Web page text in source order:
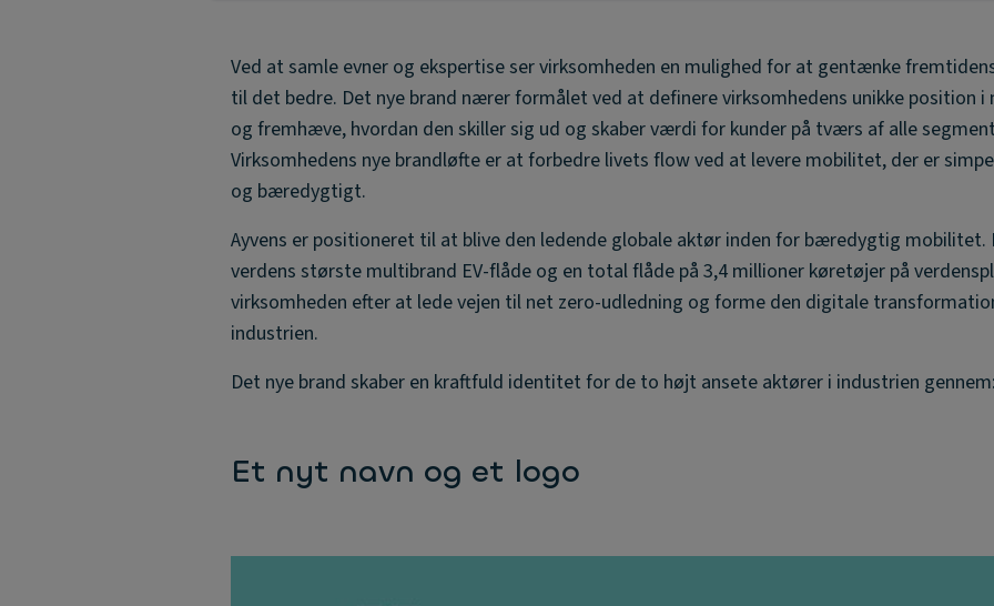
Ved at samle evner og ekspertise ser virksomheden en mulighed for at gentænke
til det bedre. Det nye brand nærer formålet ved at definere virksomhedens unikke position i
og fremhæve, hvordan den skiller sig ud og skaber værdi for kunder på tværs af alle
Virksomhedens nye brandløfte er at forbedre livets flow ved at levere mobilitet, der er
og bæredygtigt.
Ayvens er positioneret til at blive den ledende globale aktør inden for bæredygtig mobilitet.
verdens største multibrand EV-flåde og en total flåde på 3,4 millioner køretøjer på
virksomheden efter at lede vejen til net zero-udledning og forme den digitale
industrien.
Det nye brand skaber en kraftfuld identitet for de to højt ansete aktører i industrien
Et nyt navn og et logo